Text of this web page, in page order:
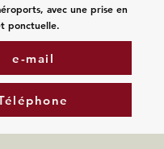
avec une prise en
ponctuelle.
e-mail